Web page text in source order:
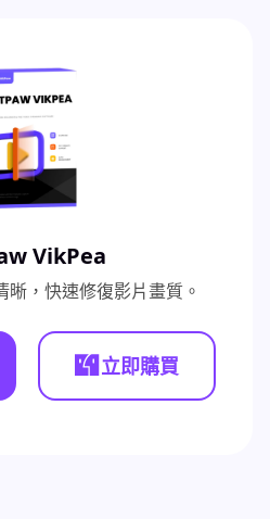
VikPea
，快速修復影片畫質。
立即購買